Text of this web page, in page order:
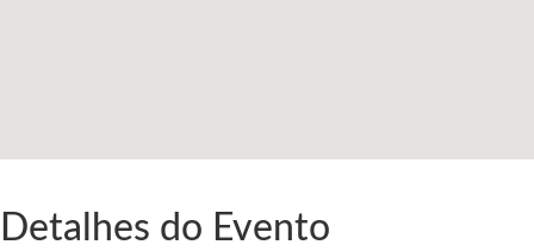
Detalhes do Evento